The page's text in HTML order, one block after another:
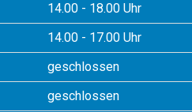
14.00 - 18.00 Uhr
14.00 - 17.00 Uhr
geschlossen
geschlossen